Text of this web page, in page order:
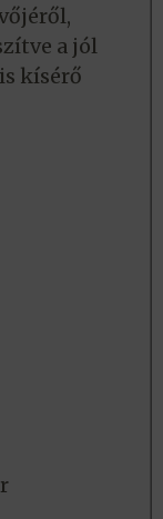
a jól
kísérő